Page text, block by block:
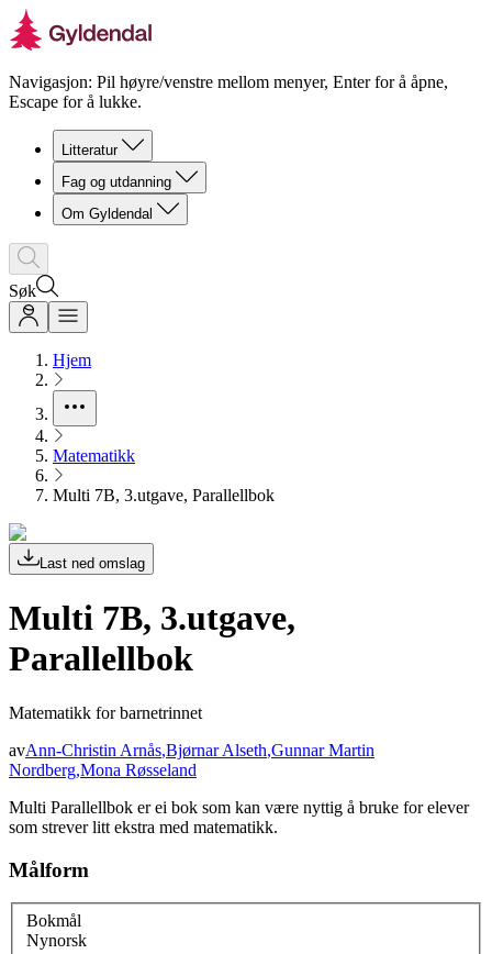
Navigasjon: Pil høyre/venstre mellom menyer, Enter for å åpne,
Escape for å lukke.
Litteratur
Fag og utdanning
Om Gyldendal
Søk
Hjem
Matematikk
Multi 7B, 3.utgave, Parallellbok
Last ned omslag
Multi 7B, 3.utgave,
Parallellbok
Matematikk for barnetrinnet
avAnn-Christin Arnås,Bjørnar Alseth,Gunnar Martin
Nordberg,Mona Røsseland
Multi Parallellbok er ei bok som kan være nyttig å bruke for elever
som strever litt ekstra med matematikk.
Målform
Bokmål
Nynorsk